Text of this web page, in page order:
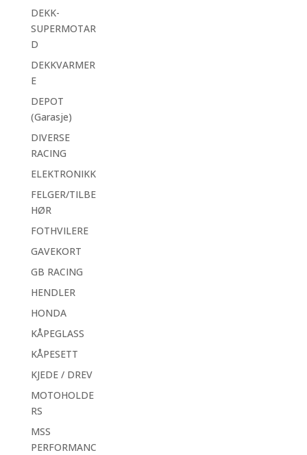
DEKK-
SUPERMOTAR
D
DEKKVARMER
E
DEPOT
(Garasje)
DIVERSE
RACING
ELEKTRONIKK
FELGER/TILBE
HØR
FOTHVILERE
GAVEKORT
GB RACING
HENDLER
HONDA
KÅPEGLASS
KÅPESETT
KJEDE / DREV
MOTOHOLDE
RS
MSS
PERFORMANC